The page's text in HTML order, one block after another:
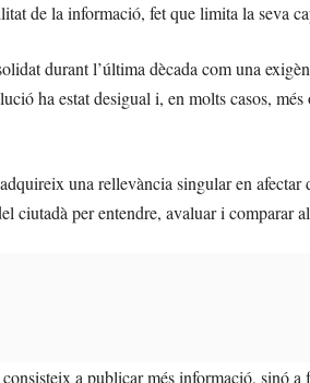
de la informació, fet que limita la seva
durant l’última dècada com una
ha estat desigual i, en molts casos,
una rellevància singular en afectar
ciutadà per entendre, avaluar i comparar
a publicar més informació, sinó a